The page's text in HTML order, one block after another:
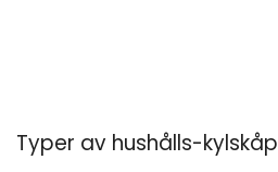
Typer av hushålls-kylskåp